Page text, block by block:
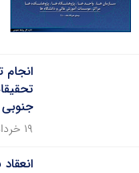
جنوبی
۱۹ خرداد ۱۴۰۰